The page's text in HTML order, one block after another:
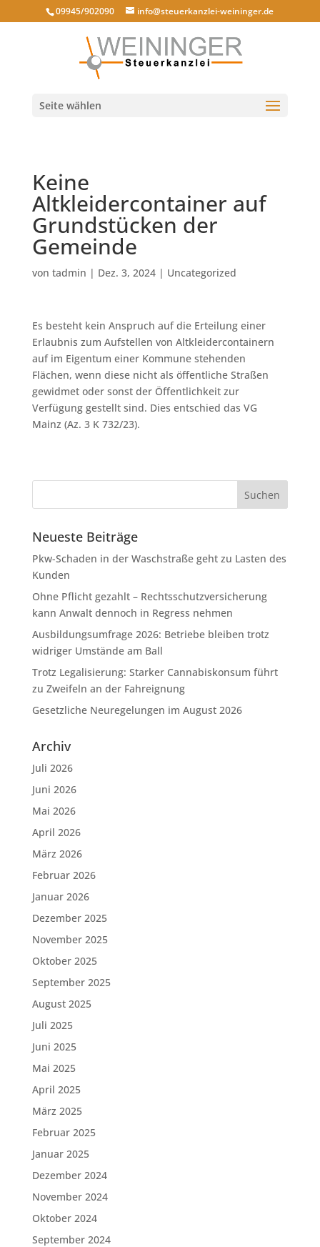
09945/902090 info@steuerkanzlei-weininger.de
Seite wählen
Keine
Altkleidercontainer auf
Grundstücken der
Gemeinde
von tadmin | Dez. 3, 2024| Uncategorized
Es besteht kein Anspruch auf die Erteilung einer
Erlaubnis zum Aufstellen von Altkleidercontainern
auf im Eigentum einer Kommune stehenden
Flächen, wenn diese nicht als öffentliche Straßen
gewidmet oder sonst der Öffentlichkeit zur
Verfügung gestellt sind. Dies entschied das VG
Mainz (Az. 3 K 732/23).
Neueste Beiträge
Pkw-Schaden in der Waschstraße geht zu Lasten des
Kunden
Ohne Pflicht gezahlt – Rechtsschutzversicherung
kann Anwalt dennoch in Regress nehmen
Ausbildungsumfrage 2026: Betriebe bleiben trotz
widriger Umstände am Ball
Trotz Legalisierung: Starker Cannabiskonsum führt
zu Zweifeln an der Fahreignung
Gesetzliche Neuregelungen im August 2026
Archiv
Juli 2026
Juni 2026
Mai 2026
April 2026
März 2026
Februar 2026
Januar 2026
Dezember 2025
November 2025
Oktober 2025
September 2025
August 2025
Juli 2025
Juni 2025
Mai 2025
April 2025
März 2025
Februar 2025
Januar 2025
Dezember 2024
November 2024
Oktober 2024
September 2024